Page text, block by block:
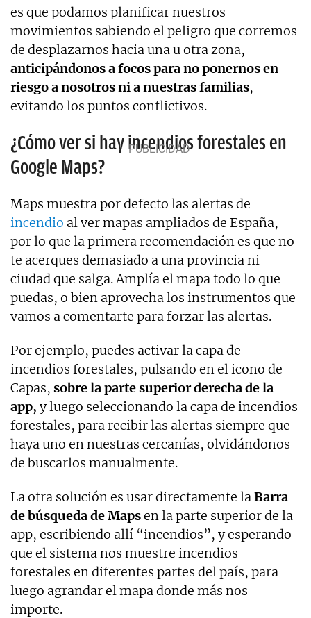
es que podamos planificar nuestros
movimientos sabiendo el peligro que corremos
de desplazarnos hacia una u otra zona,
anticipándonos a focos para no ponernos en
riesgo a nosotros ni a nuestras familias,
evitando los puntos conflictivos.
¿Cómo ver si hay incendios forestales en
Google Maps?
Maps muestra por defecto las alertas de
incendio al ver mapas ampliados de España,
por lo que la primera recomendación es que no
te acerques demasiado a una provincia ni
ciudad que salga. Amplía el mapa todo lo que
puedas, o bien aprovecha los instrumentos que
vamos a comentarte para forzar las alertas.
Por ejemplo, puedes activar la capa de
incendios forestales, pulsando en el icono de
Capas, sobre la parte superior derecha de la
app, y luego seleccionando la capa de incendios
forestales, para recibir las alertas siempre que
haya uno en nuestras cercanías, olvidándonos
de buscarlos manualmente.
La otra solución es usar directamente laBarra
de búsqueda de Mapsen la parte superior de la
app, escribiendo allí “incendios”, y esperando
que el sistema nos muestre incendios
forestales en diferentes partes del país, para
luego agrandar el mapa donde más nos
importe.